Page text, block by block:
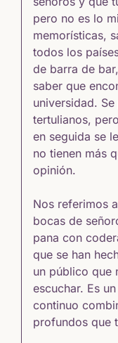
pero no es lo
memorísticas,
todos los
de barra de
saber que
universidad.
tertulianos,
en seguida se
no tienen más
opinión.
Nos referimos
bocas de
pana con
que se han
un público que
escuchar. Es
continuo
profundos que